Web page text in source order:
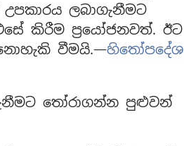
ලබාගැනීමට
කිරීම ප්‍රයෝජනවත්. ඊට
වීමයි.—හිතෝපදේශ
තෝරාගන්න පුළුවන්